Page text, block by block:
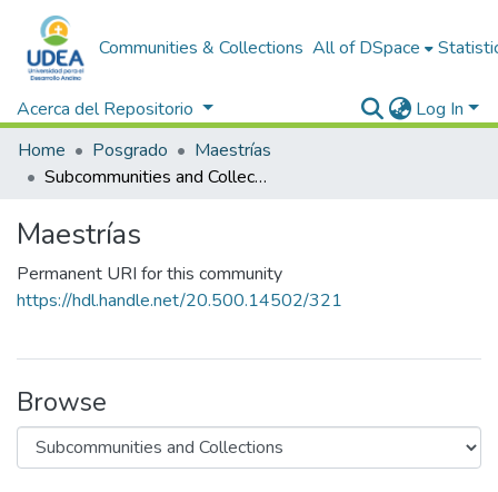
Communities & Collections All of DSpace
Acerca del Repositorio
Log In
Home
Posgrado
Maestrías
Subcommunities and Collections
Maestrías
Permanent URI for this community
https://hdl.handle.net/20.500.14502/321
Browse